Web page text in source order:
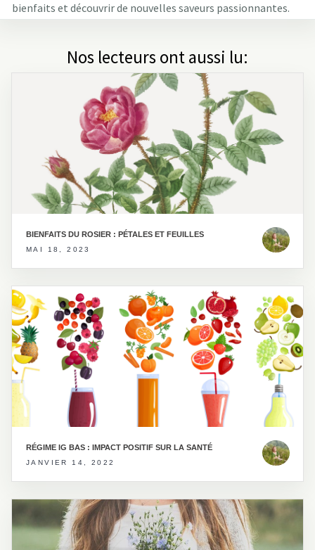
bienfaits et découvrir de nouvelles saveurs passionnantes.
Nos lecteurs ont aussi lu:
BIENFAITS DU ROSIER : PÉTALES ET FEUILLES
MAI 18, 2023
RÉGIME IG BAS : IMPACT POSITIF SUR LA SANTÉ
JANVIER 14, 2022